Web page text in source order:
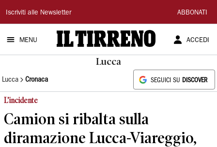
Il
Tirreno
Iscriviti alle Newsletter ABBONATI
MENU ACCEDI
Lucca
Lucca Cronaca SEGUICI SU DISCOVER
L’incidente
Camion si ribalta sulla
diramazione Lucca-Viareggio,